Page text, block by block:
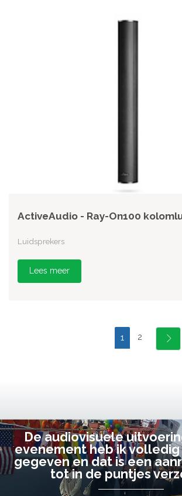
ActiveAudio - Ray-On100
Luidsprekers
Lees meer
1 2
De audiovisuele
evenement heb ik volledig
gegeven en dat is een
tot in de puntjes